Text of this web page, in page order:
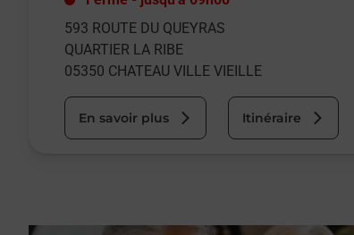
593 ROUTE DU QUEYRAS
QUARTIER LA RIBE
05350 CHATEAU VILLE VIEILLE
En savoir plus Itinéraire